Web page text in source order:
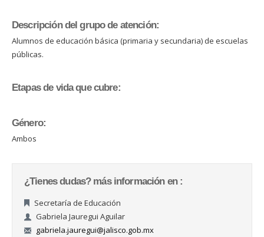
Descripción del grupo de atención:
Alumnos de educación básica (primaria y secundaria) de escuelas
públicas.
Etapas de vida que cubre:
Género:
Ambos
¿Tienes dudas? más información en :
Secretaría de Educación
Gabriela Jauregui Aguilar
gabriela.jauregui@jalisco.gob.mx